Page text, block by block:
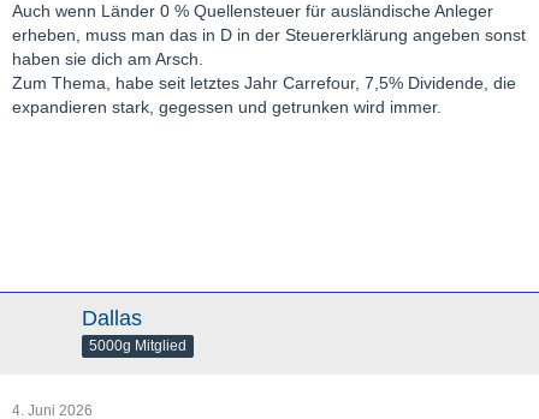
Großbritannien(Beispiele: Unilever, Shell, BP, HSBC, Rio
Tinto)
Singapur(Beispiele: DBS Bank, Singapore
Telecommunications)
VERRECHNUNG (15 %)
Diese Staaten behalten 15 % Quellensteuer ein. Da dies exakt
Auch wenn Länder 0 % Quellensteuer für ausländische Anleger
erheben, muss man das in D in der Steuererklärung angeben sonst
haben sie dich am Arsch.
Zum Thema, habe seit letztes Jahr Carrefour, 7,5% Dividende, die
expandieren stark, gegessen und getrunken wird immer.
Dallas
5000g Mitglied
4. Juni 2026